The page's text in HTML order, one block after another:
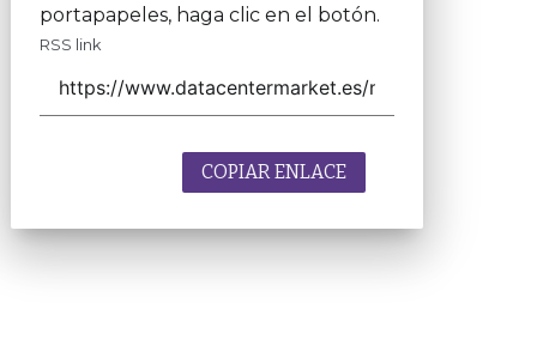
portapapeles, haga clic en el botón.
RSS link
COPIAR ENLACE